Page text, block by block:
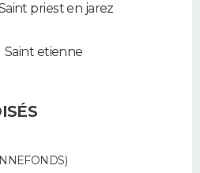
priest en jarez
Saint etienne